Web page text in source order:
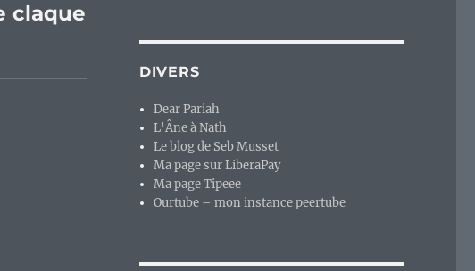
claque
DIVERS
Dear Pariah
L'Âne à Nath
Le blog de Seb Musset
Ma page sur LiberaPay
Ma page Tipeee
Ourtube – mon instance peertube